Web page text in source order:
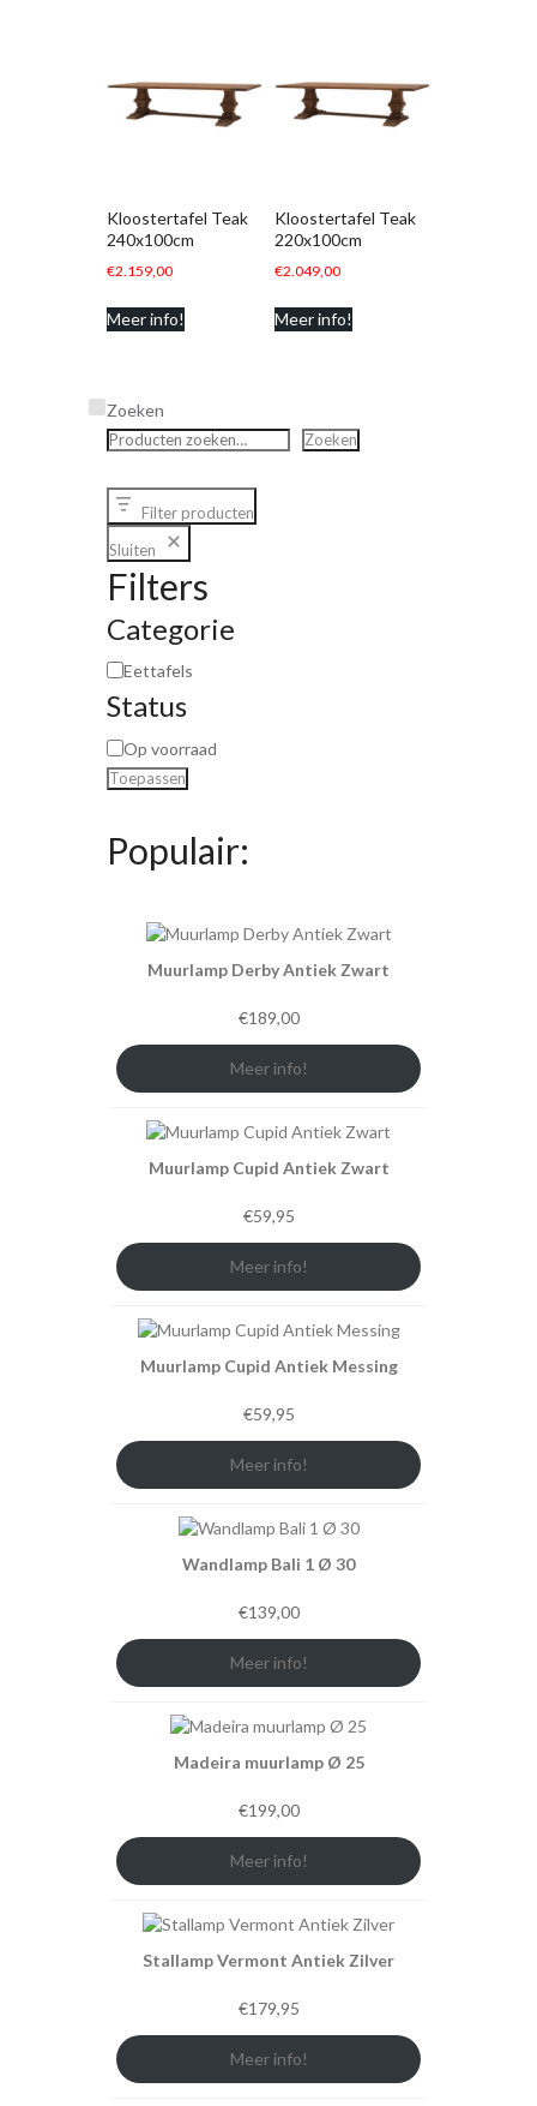
Kloostertafel Teak
240x100cm
€2.159,00
Meer info!
Kloostertafel Teak
220x100cm
€2.049,00
Meer info!
Zoeken
Zoeken
Filter producten
Sluiten
Filters
Categorie
Eettafels
Status
Op voorraad
Toepassen
Populair:
Muurlamp Derby Antiek Zwart
€189,00
Meer info!
Muurlamp Cupid Antiek Zwart
€59,95
Meer info!
Muurlamp Cupid Antiek Messing
€59,95
Meer info!
Wandlamp Bali 1 Ø 30
€139,00
Meer info!
Madeira muurlamp Ø 25
€199,00
Meer info!
Stallamp Vermont Antiek Zilver
€179,95
Meer info!